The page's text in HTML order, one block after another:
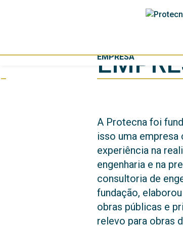
EMPRESA
A Protecna foi
isso uma empresa
experiência na
engenharia e na
consultoria de
fundação,
obras públicas e
relevo para obras